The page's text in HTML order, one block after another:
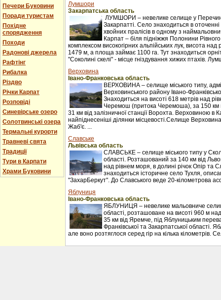
Печери Буковини
Поради туристам
Похідне
спорядження
Походи
Радонові джерела
Рафтінг
Рибалка
Різдво
Річки Карпат
Розповіді
Синевірське озеро
Солотвинські озера
Термальні курорти
Травневі свята
Традиції
Тури в Карпати
Храми Буковини
Лумшори
Закарпатська область
ЛУМШОРИ – невелике селище у
Закарпатті. Село знаходиться в оточенні
хвойних пралісів в одному з
Карпат – біля підніжжя Полонини
комплексом високогірних альпійських лук, висота над
1479 м, а площа займає 1100 га. Тут знаходиться
"Соколині скелі" - місце гніздування хижих птахів.
Верховина
Івано-Франковська область
ВЕРХОВИНА – селище міського типу,
Верховинського району Івано-
Знаходиться на висоті 618 метрів над
Черемош (притока Черемоша), за 150 км
31 км від залізничної станції Ворохта. Верховиною в
найпіднесеніші ділянки місцевості.Селище
Жаб'є. ...
Славське
Львівська область
СЛАВСЬКЕ – селище міського типу у
області. Розташований за 140 км від
над рівнем моря, в долині річок Опір та
знаходиться історичне село Тухля,
"ЗахарБеркут". До Славського веде 20-кілометрова
Яблуниця
Івано-Франковська область
ЯБЛУНИЦЯ – невелике мальовниче
області, розташоване на висоті 960 м
35 км від Яремче, під Яблуницьким
Франківської та Закарпатської області.
але воно розтяглося серед гір на кілька кілометрів.